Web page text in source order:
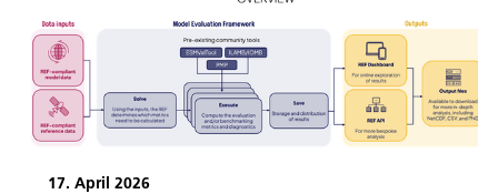
17. April 2026